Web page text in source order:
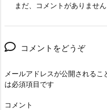
まだ、コメントがありません
コメントをどうぞ
メールアドレスが公開されるこ
は必須項目です
コメント